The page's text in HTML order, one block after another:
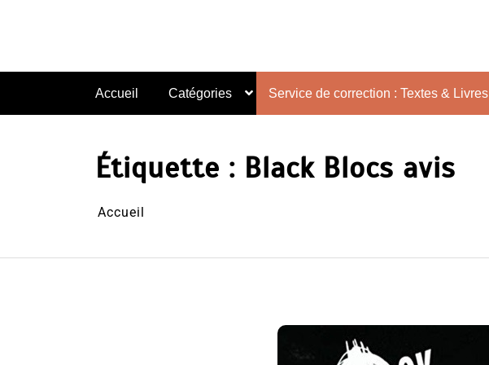
Accueil Catégories Service de correction : Textes & Livres
Étiquette : Black Blocs avis
Accueil